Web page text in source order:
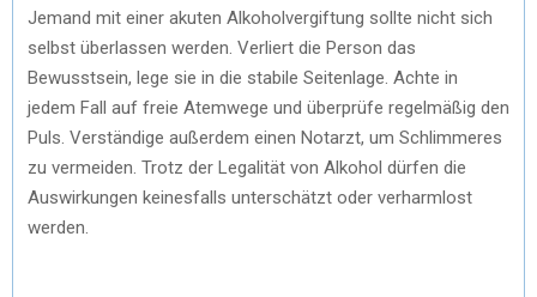
Jemand mit einer akuten Alkoholvergiftung sollte nicht sich
selbst überlassen werden. Verliert die Person das
Bewusstsein, lege sie in die stabile Seitenlage. Achte in
jedem Fall auf freie Atemwege und überprüfe regelmäßig den
Puls. Verständige außerdem einen Notarzt, um Schlimmeres
zu vermeiden. Trotz der Legalität von Alkohol dürfen die
Auswirkungen keinesfalls unterschätzt oder verharmlost
werden.